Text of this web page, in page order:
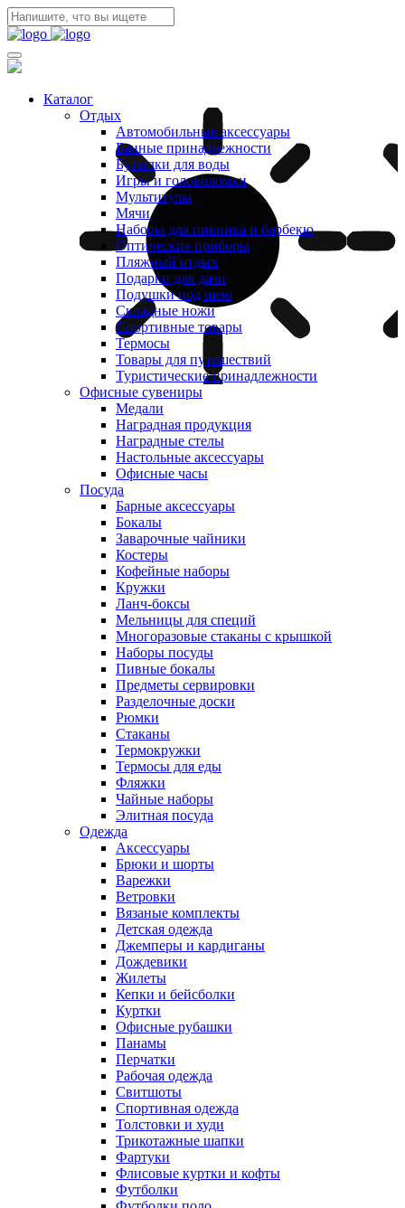
Каталог
Отдых
Автомобильные аксессуары
Банные принадлежности
Бутылки для воды
Игры и головоломки
Мультитулы
Мячи
Наборы для пикника и барбекю
Оптические приборы
Пляжный отдых
Подарки для дачи
Подушки под шею
Складные ножи
Спортивные товары
Термосы
Товары для путешествий
Туристические принадлежности
Офисные сувениры
Медали
Наградная продукция
Наградные стелы
Настольные аксессуары
Офисные часы
Посуда
Барные аксессуары
Бокалы
Заварочные чайники
Костеры
Кофейные наборы
Кружки
Ланч-боксы
Мельницы для специй
Многоразовые стаканы с крышкой
Наборы посуды
Пивные бокалы
Предметы сервировки
Разделочные доски
Рюмки
Стаканы
Термокружки
Термосы для еды
Фляжки
Чайные наборы
Элитная посуда
Одежда
Аксессуары
Брюки и шорты
Варежки
Ветровки
Вязаные комплекты
Детская одежда
Джемперы и кардиганы
Дождевики
Жилеты
Кепки и бейсболки
Куртки
Офисные рубашки
Панамы
Перчатки
Рабочая одежда
Свитшоты
Спортивная одежда
Толстовки и худи
Трикотажные шапки
Фартуки
Флисовые куртки и кофты
Футболки